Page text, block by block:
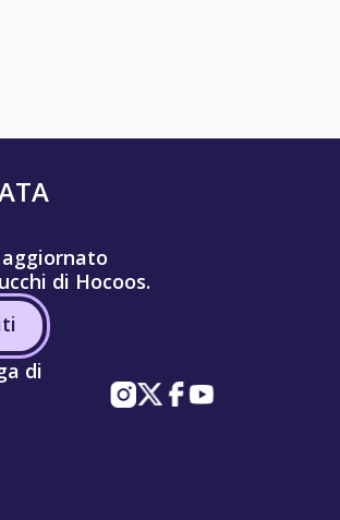
di Hocoos.
di